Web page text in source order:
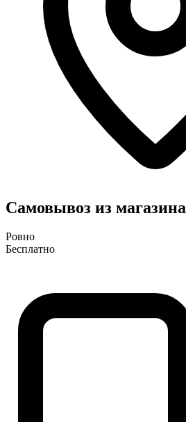
Самовывоз из магазина
Ровно
Бесплатно